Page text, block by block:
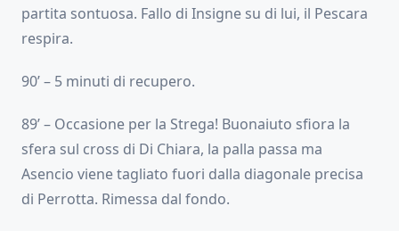
partita sontuosa. Fallo di Insigne su di lui, il Pescara
respira.
90’ – 5 minuti di recupero.
89’ – Occasione per la Strega! Buonaiuto sfiora la
sfera sul cross di Di Chiara, la palla passa ma
Asencio viene tagliato fuori dalla diagonale precisa
di Perrotta. Rimessa dal fondo.